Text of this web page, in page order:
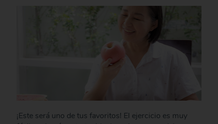
¡Este será uno de tus favoritos! El ejercicio es muy